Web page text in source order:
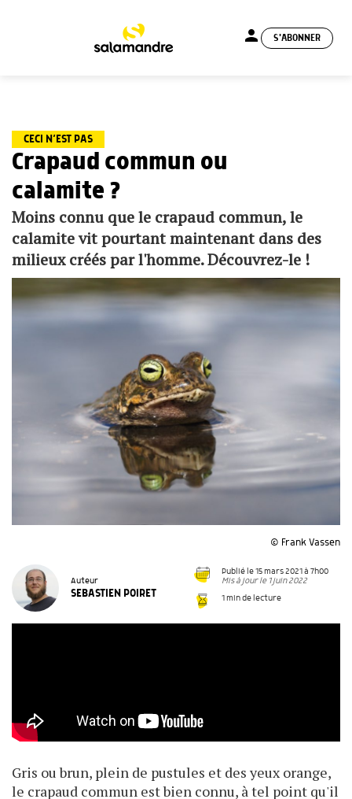
person S'ABONNER
CECI N’EST PAS
Crapaud commun ou
calamite ?
Moins connu que le crapaud commun, le
calamite vit pourtant maintenant dans des
milieux créés par l'homme. Découvrez-le !
© Frank Vassen
Auteur
SEBASTIEN POIRET
Publié le 15 mars 2021 à 7h00
Mis à jour le 1 juin 2022
1 min de lecture
Gris ou brun, plein de pustules et des yeux orange,
le crapaud commun est bien connu, à tel point qu'il